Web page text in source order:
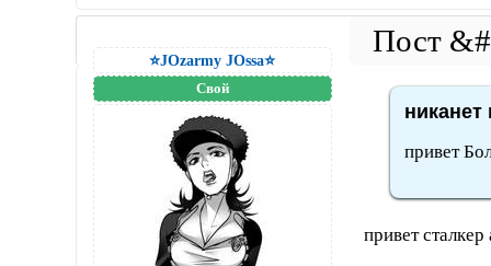
⭐JOzarmy JOssa⭐
Свой
никанет
привет
привет